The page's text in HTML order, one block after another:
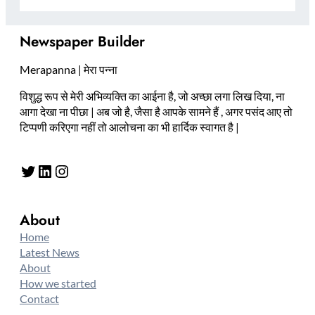
Newspaper Builder
Merapanna | मेरा पन्ना
विशुद्ध रूप से मेरी अभिव्यक्ति का आईना है, जो अच्छा लगा लिख दिया, ना
आगा देखा ना पीछा | अब जो है, जैसा है आपके सामने हैं , अगर पसंद आए तो
टिप्पणी करिएगा नहीं तो आलोचना का भी हार्दिक स्वागत है |
Twitter LinkedIn Instagram
About
Home
Latest News
About
How we started
Contact